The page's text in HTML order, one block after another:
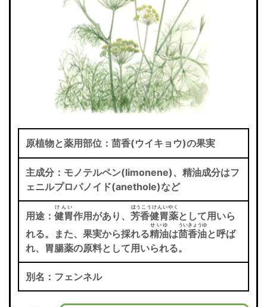
原植物と薬用部位：茴香(ウイキョウ)の果実
主成分：モノテルペン(limonene)、精油成分はフ
ェニルプロパノイド(anethole)など
用途：健胃
けんい
作用があり、芳香健胃薬
ほうこうけんいやく
として用いら
れる。また、果実から採れる精油
せいゆ
は茴香油
ういきょうゆ
と呼ば
れ、胃腸薬の原料として用いられる。
別名：フェンネル